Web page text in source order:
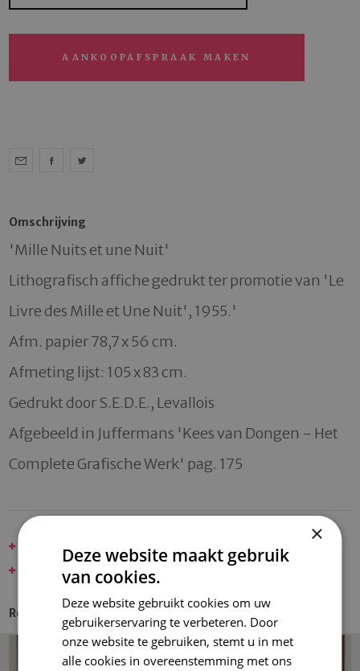
AANKOOPAFSPRAAK MAKEN
Omschrijving
'Mille Nuits et une Nuit'
Lithografisch affiche gedrukt ter promotie van 'Le
Livre des Mille et Une Nuit', 1955.'
Afm. papier 78,7 x 56 cm.
Afmeting lijst: 105 x 83 cm.
Gedrukt door S.E.D.E., Levallois
Afgebeeld in Juffermans 'Kees van Dongen - Het
Complete Grafische Werk' pag. 175
Recent Entries
×
Deze website maakt gebruik
van cookies.
Deze website gebruikt cookies om uw
gebruikerservaring te verbeteren. Door
onze website te gebruiken, stemt u in met
alle cookies in overeenstemming met ons